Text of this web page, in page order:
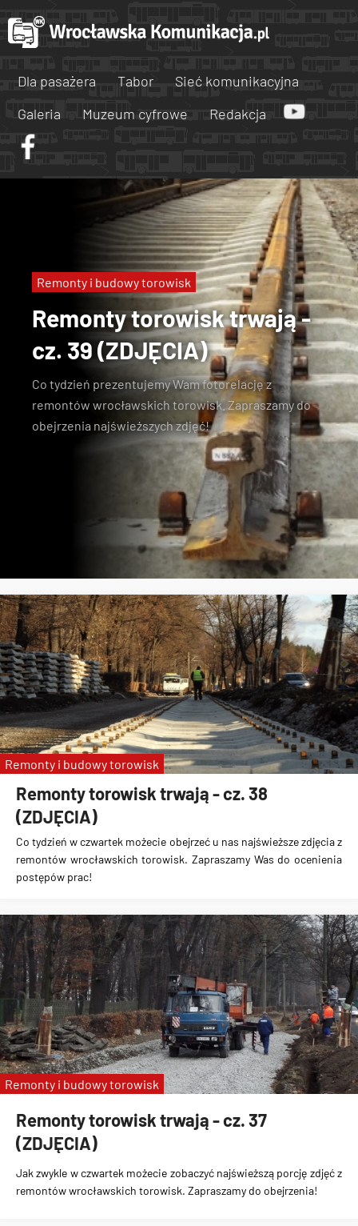
Dla pasażera Tabor
Sieć komunikacyjna
Galeria
Muzeum cyfrowe Redakcja
Remonty torowisk trwają -
cz. 39 (ZDJĘCIA)
Co tydzień prezentujemy Wam fotorelację z
remontów wrocławskich torowisk. Zapraszamy do
obejrzenia najświeższych zdjęć!
Remonty i budowy torowisk
Remonty torowisk trwają - cz. 38
(ZDJĘCIA)
Co tydzień w czwartek możecie obejrzeć u nas najświeższe zdjęcia z
remontów wrocławskich torowisk. Zapraszamy Was do ocenienia
postępów prac!
Remonty i budowy torowisk
Remonty torowisk trwają - cz. 37
(ZDJĘCIA)
Jak zwykle w czwartek możecie zobaczyć najświeższą porcję zdjęć z
remontów wrocławskich torowisk. Zapraszamy do obejrzenia!
Remonty i budowy torowisk